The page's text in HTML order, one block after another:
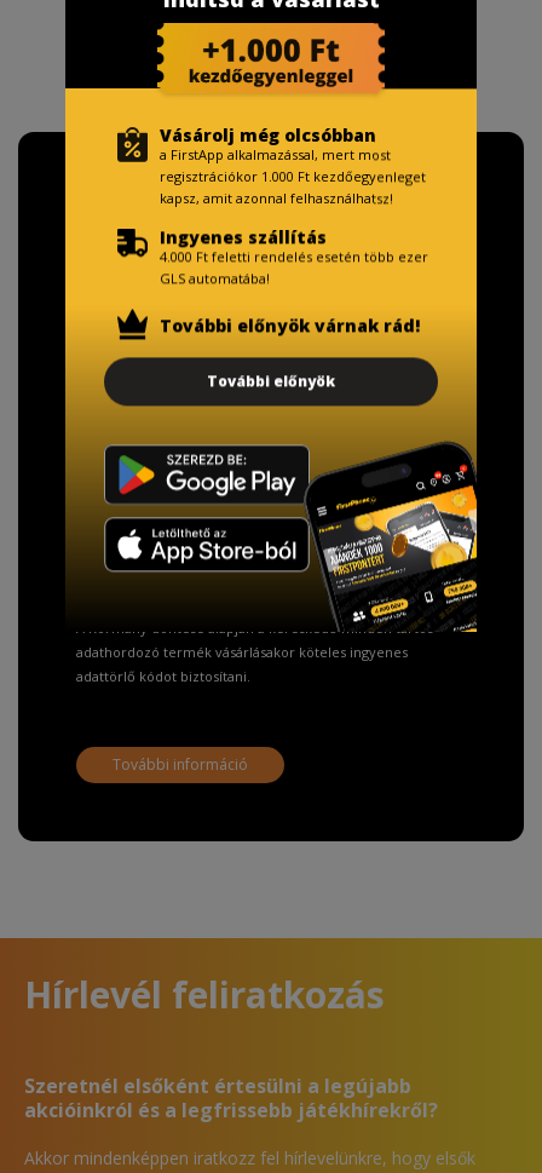
TISZTELT VÁSÁRLÓNK!
Fizetésnél kérje az ingyenes adattörlő kódot
adatainak biztonsága érdekében!
A Kormány döntése alapján a kereskedő minden tartós
adathordozó termék vásárlásakor köteles ingyenes
adattörlő kódot biztosítani.
További információ
Hírlevél feliratkozás
Szeretnél elsőként értesülni a legújabb
akcióinkról és a legfrissebb játékhírekről?
Akkor mindenképpen iratkozz fel hírlevelünkre, hogy elsők
Vásárolj még olcsóbban
a FirstApp alkalmazással, mert most
regisztrációkor 1.000 Ft kezdőegyenleget
kapsz, amit azonnal felhasználhatsz!
Ingyenes szállítás
4.000 Ft feletti rendelés esetén több ezer
GLS automatába!
További előnyök várnak rád!
További előnyök